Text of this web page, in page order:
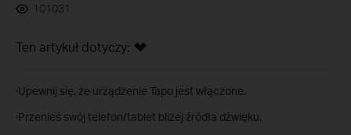
101031
Ten artykuł dotyczy:
·Upewnij się, że urządzenie Tapo jest włączone.
·Przenieś swój telefon/tablet bliżej źródła dźwięku.